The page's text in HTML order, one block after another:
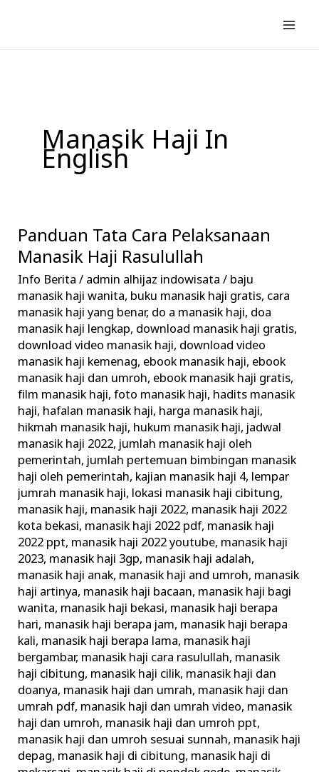
konten
Manasik Haji In
English
Panduan Tata Cara Pelaksanaan
Manasik Haji Rasulullah
Info Berita / admin alhijaz indowisata/ baju
manasik haji wanita, buku manasik haji gratis, cara
manasik haji yang benar, do a manasik haji, doa
manasik haji lengkap, download manasik haji gratis,
download video manasik haji, download video
manasik haji kemenag, ebook manasik haji, ebook
manasik haji dan umroh, ebook manasik haji gratis,
film manasik haji,foto manasik haji, hadits manasik
haji, hafalan manasik haji, harga manasik haji,
hikmah manasik haji, hukum manasik haji, jadwal
manasik haji 2022, jumlah manasik haji oleh
pemerintah, jumlah pertemuan bimbingan manasik
haji oleh pemerintah, kajian manasik haji 4, lempar
jumrah manasik haji, lokasi manasik haji cibitung,
manasik haji, manasik haji 2022, manasik haji 2022
kota bekasi, manasik haji 2022 pdf, manasik haji
2022 ppt, manasik haji 2022 youtube, manasik haji
2023, manasik haji 3gp, manasik haji adalah,
manasik haji anak, manasik haji and umroh, manasik
haji artinya, manasik haji bacaan, manasik haji bagi
wanita, manasik haji bekasi, manasik haji berapa
hari, manasik haji berapa jam, manasik haji berapa
kali, manasik haji berapa lama, manasik haji
bergambar, manasik haji cara rasulullah, manasik
haji cibitung, manasik haji cilik, manasik haji dan
doanya, manasik haji dan umrah, manasik haji dan
umrah pdf, manasik haji dan umrah video, manasik
haji dan umroh, manasik haji dan umroh ppt,
manasik haji dan umroh sesuai sunnah, manasik haji
depag, manasik haji di cibitung, manasik haji di
Panduan
Tata
Cara
Pelaksanaan
Manasik
Haji
Rasulullah